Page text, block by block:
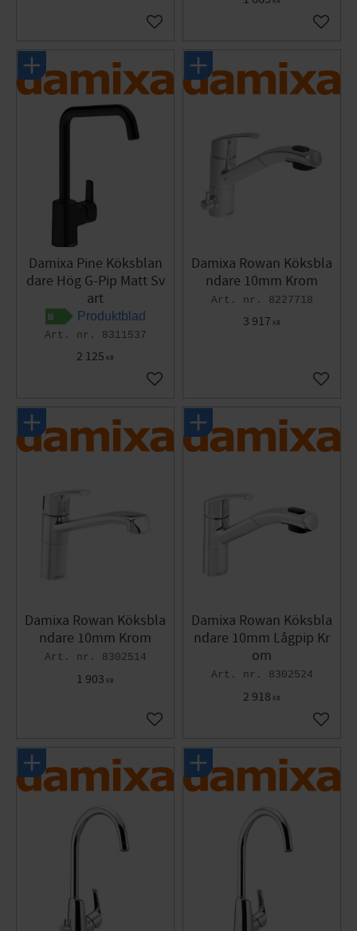
Lägg till i favoriter Lägg
Damixa Pine Köksblan
dare Hög G-Pip Matt Sv
art
Produktblad
8311537
2 125 KR
Lägg till i favoriter
Damixa Rowan Köksbla
ndare 10mm Krom
8227718
3 917 KR
Lägg
Damixa Rowan Köksbla
ndare 10mm Krom
8302514
1 903 KR
Lägg till i favoriter
Damixa Rowan Köksbla
ndare 10mm Lågpip Kr
om
8302524
2 918 KR
Lägg